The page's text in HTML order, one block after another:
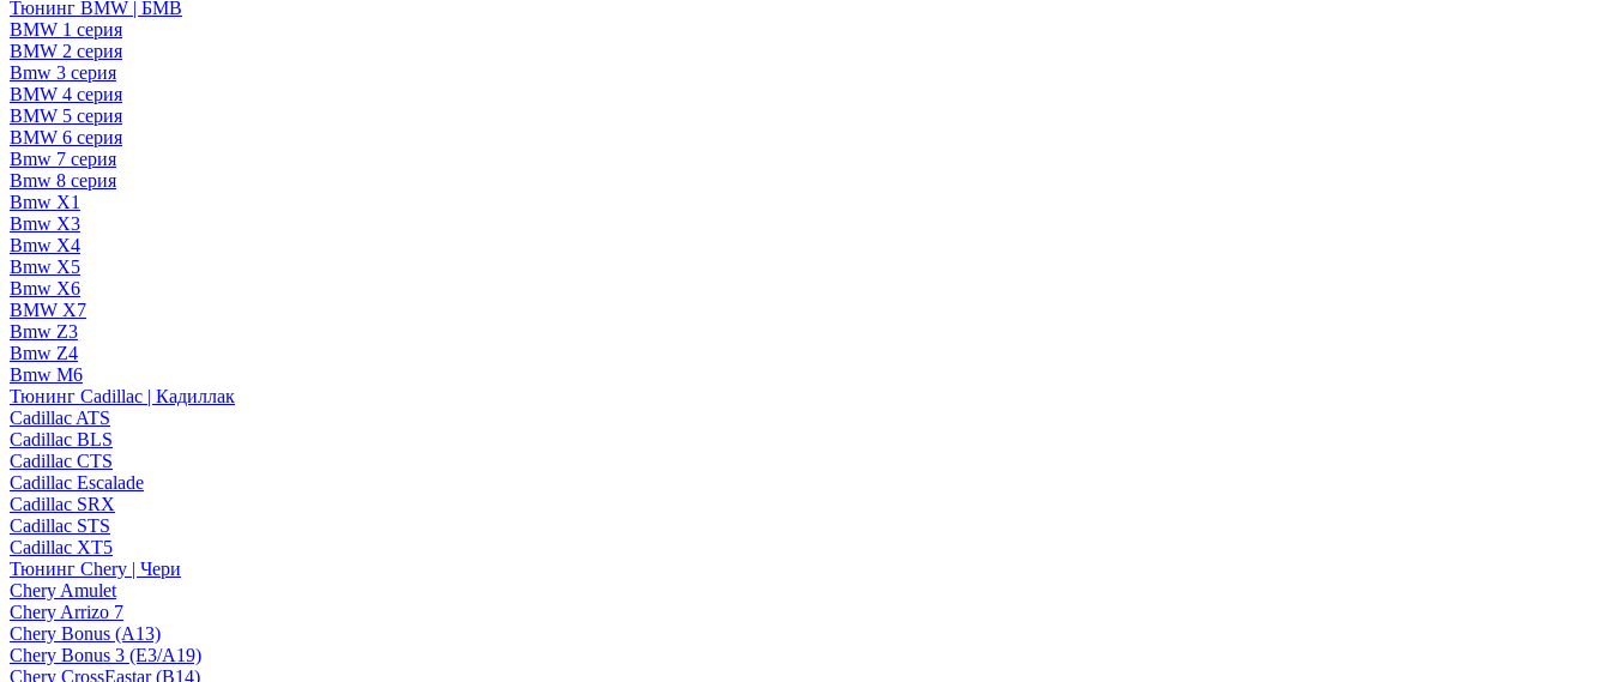
Тюнинг BMW | БМВ
BMW 1 серия
BMW 2 серия
Bmw 3 серия
BMW 4 серия
BMW 5 серия
BMW 6 серия
Bmw 7 серия
Bmw 8 серия
Bmw X1
Bmw X3
Bmw X4
Bmw X5
Bmw X6
BMW X7
Bmw Z3
Bmw Z4
Bmw М6
Тюнинг Cadillac | Кадиллак
Cadillac ATS
Cadillac BLS
Cadillac CTS
Cadillac Escalade
Cadillac SRX
Cadillac STS
Cadillac XT5
Тюнинг Chery | Чери
Chery Amulet
Chery Arrizo 7
Chery Bonus (A13)
Chery Bonus 3 (E3/A19)
Chery CrossEastar (B14)